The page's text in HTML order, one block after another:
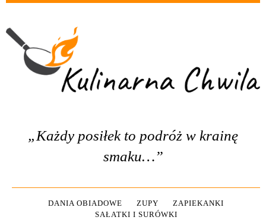
„Każdy posiłek to podróż w krainę
smaku…”
DANIA OBIADOWE ZUPY
ZAPIEKANKI
SAŁATKI I SURÓWKI